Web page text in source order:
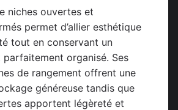
niches ouvertes et
permet d’allier esthétique
tout en conservant un
parfaitement organisé. Ses
de rangement offrent une
généreuse tandis que
apportent légèreté et